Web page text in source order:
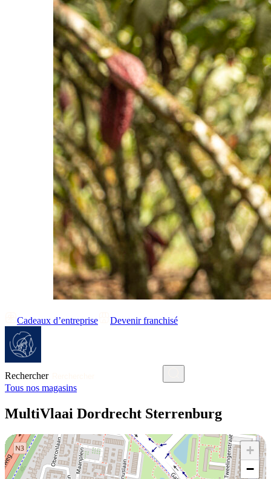
Cadeaux d’entreprise Devenir franchisé
Rechercher
Tous nos magasins
MultiVlaai Dordrecht Sterrenburg
+
−